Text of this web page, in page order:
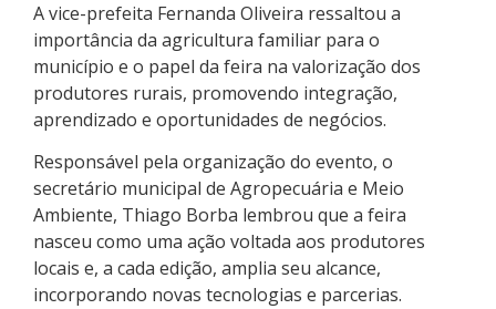
A vice-prefeita Fernanda Oliveira ressaltou a
importância da agricultura familiar para o
município e o papel da feira na valorização dos
produtores rurais, promovendo integração,
aprendizado e oportunidades de negócios.
Responsável pela organização do evento, o
secretário municipal de Agropecuária e Meio
Ambiente, Thiago Borba lembrou que a feira
nasceu como uma ação voltada aos produtores
locais e, a cada edição, amplia seu alcance,
incorporando novas tecnologias e parcerias.